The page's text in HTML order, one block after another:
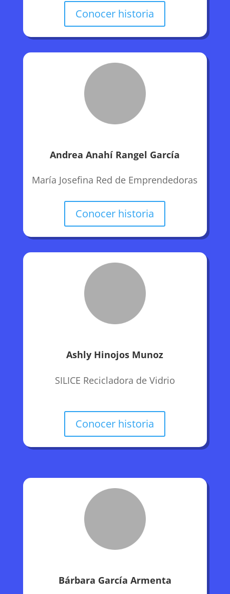
Conocer historia
Andrea Anahí Rangel García
María Josefina Red de Emprendedoras
Conocer historia
Ashly Hinojos Munoz
SILICE Recicladora de Vidrio
Conocer historia
Bárbara García Armenta